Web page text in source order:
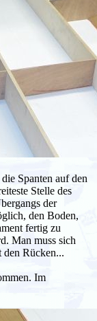
Spanten auf den
Stelle des
der
den Boden,
fertig zu
Man muss sich
den Rücken...
Im